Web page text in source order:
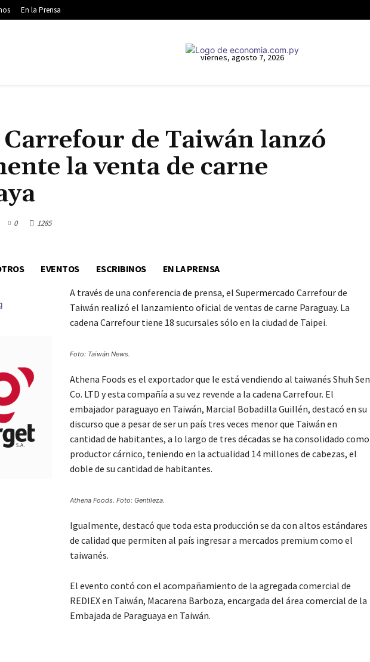
En la Prensa
viernes, agosto 7, 2026
Carrefour de Taiwán lanzó
la venta de carne
0 1285
EVENTOS ESCRIBINOS EN LA PRENSA
A través de una conferencia de prensa, el Supermercado Carrefour de
Taiwán realizó el lanzamiento oficial de ventas de carne Paraguay. La
cadena Carrefour tiene 18 sucursales sólo en la ciudad de Taipei.
Foto: Taiwán News.
Athena Foods es el exportador que le está vendiendo al taiwanés Shuh Sen
Co. LTD y esta compañía a su vez revende a la cadena Carrefour. El
embajador paraguayo en Taiwán, Marcial Bobadilla Guillén, destacó en su
discurso que a pesar de ser un país tres veces menor que Taiwán en
cantidad de habitantes, a lo largo de tres décadas se ha consolidado como
productor cárnico, teniendo en la actualidad 14 millones de cabezas, el
doble de su cantidad de habitantes.
Athena Foods. Foto: Gentileza.
Igualmente, destacó que toda esta producción se da con altos estándares
de calidad que permiten al país ingresar a mercados premium como el
taiwanés.
El evento contó con el acompañamiento de la agregada comercial de
REDIEX en Taiwán, Macarena Barboza, encargada del área comercial de la
Embajada de Paraguaya en Taiwán.